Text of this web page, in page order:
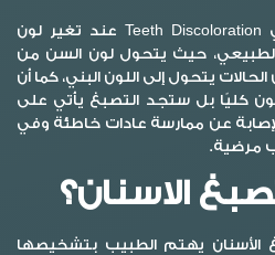
يبدأ تصبغ الاسنان بالانجليزي Teeth Discoloration عند تغير لون
الطبيعي، حيث يتحول لون السن من
يتحول إلى اللون البني، كما أن
كليًا بل ستجد التصبغ يأتي على
عن ممارسة عادات خاطئة وفي
مرضية.
الاسنان؟
من تصبغ الأسنان يهتم الطبيب بتشخيصها